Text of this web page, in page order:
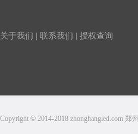
关于我们 联系我们 授权查询
Copyright © 2014-2018 zhonghangled.com